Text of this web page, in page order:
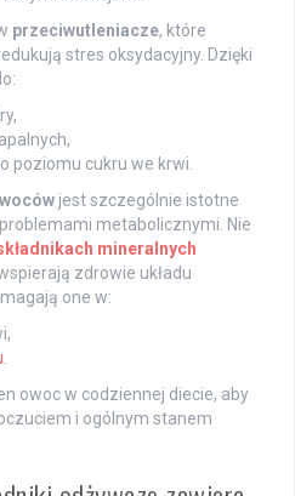
przeciwutleniacze, które
stres oksydacyjny. Dzięki
poziomu cukru we krwi.
jest szczególnie istotne
metabolicznymi. Nie
mineralnych
zdrowie układu
one w:
.
owoc w codziennej diecie, aby
i ogólnym stanem